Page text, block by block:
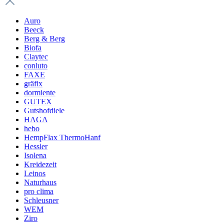
Auro
Beeck
Berg & Berg
Biofa
Claytec
conluto
FAXE
gräfix
dormiente
GUTEX
Gutshofdiele
HAGA
hebo
HempFlax ThermoHanf
Hessler
Isolena
Kreidezeit
Leinos
Naturhaus
pro clima
Schleusner
WEM
Ziro